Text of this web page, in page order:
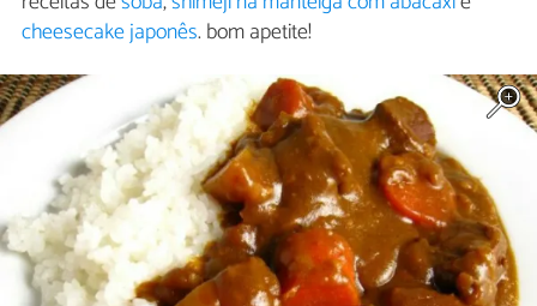
cheesecake japonês. bom apetite!